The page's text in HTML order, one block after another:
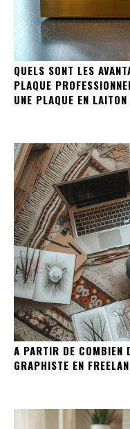
QUELS SONT LES
PLAQUE
UNE PLAQUE EN
A PARTIR DE COMBIEN
GRAPHISTE EN